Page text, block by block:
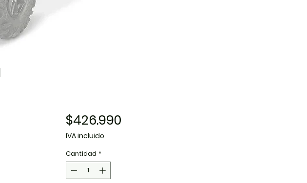
$426.990Precio
IVA incluido
Cantidad *